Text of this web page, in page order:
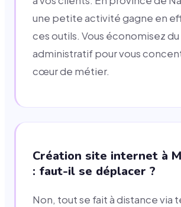
une petite activité gagne en
ces outils. Vous économisez
administratif pour vous
cœur de métier.
Création site internet à
: faut-il se déplacer ?
Non, tout se fait à distance via